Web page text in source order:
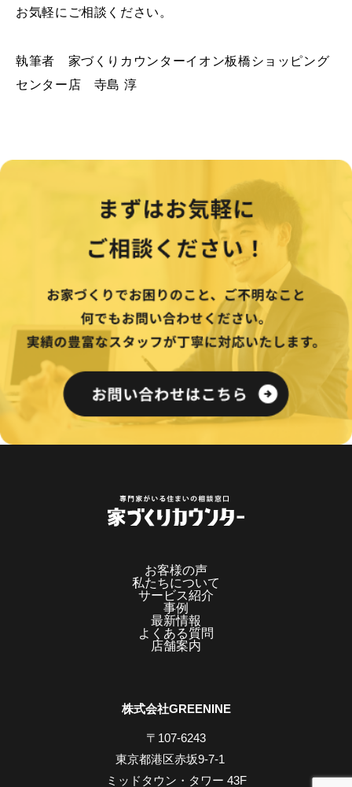
お気軽にご相談ください。
執筆者 家づくりカウンターイオン板橋ショッピング
センター店 寺島 淳
お客様の声
私たちについて
サービス紹介
事例
最新情報
よくある質問
店舗案内
株式会社GREENINE
〒107-6243
東京都港区赤坂9-7-1
ミッドタウン・タワー 43F